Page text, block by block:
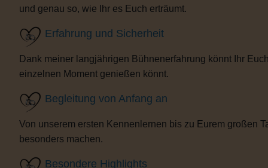
und genau so, wie Ihr es Euch erträumt.
Erfahrung und Sicherheit
Dank meiner langjährigen Bühnenerfahrung könnt Ihr
einzelnen Moment genießen könnt.
Begleitung von Anfang an
Von unserem ersten Kennenlernen bis zu Eurem großen
besonders machen.
Besondere Highlights